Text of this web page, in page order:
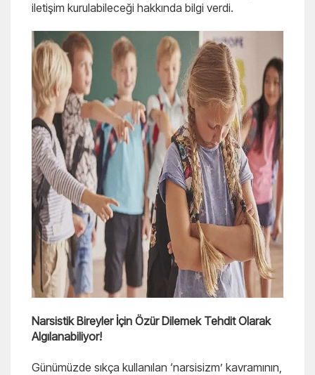
iletişim kurulabileceği hakkında bilgi verdi.
Narsistik Bireyler İçin Özür Dilemek Tehdit Olarak
Algılanabiliyor!
Günümüzde sıkça kullanılan ‘narsisizm’ kavramının,